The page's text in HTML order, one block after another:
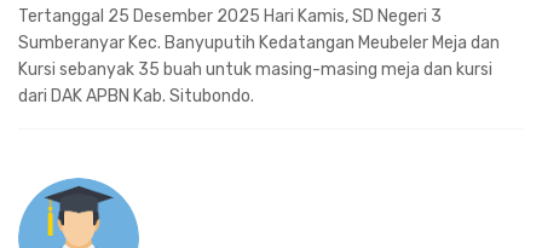
Tertanggal 25 Desember 2025 Hari Kamis, SD Negeri 3
Sumberanyar Kec. Banyuputih Kedatangan Meubeler Meja dan
Kursi sebanyak 35 buah untuk masing-masing meja dan kursi
dari DAK APBN Kab. Situbondo.